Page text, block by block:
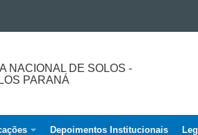
NACIONAL DE SOLOS -
PARANÁ
Depoimentos Institucionais